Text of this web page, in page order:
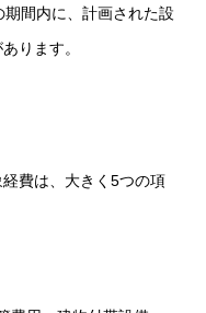
期間内に、計画された設
ります。
費は、大きく5つの項